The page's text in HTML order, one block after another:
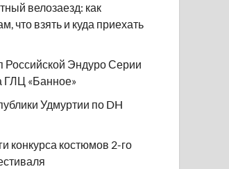
велозаезд: как
что взять и куда приехать
Российской Эндуро Серии
ГЛЦ «Банное»
Удмуртии по DH
конкурса костюмов 2-го